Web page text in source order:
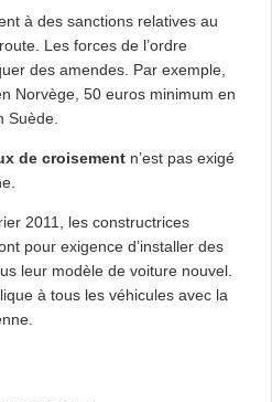
à des sanctions relatives au
Les forces de l’ordre
des amendes. Par exemple,
Norvège, 50 euros minimum en
Suède.
de croisement n’est pas exigé
2011, les constructrices
pour exigence d’installer des
leur modèle de voiture nouvel.
à tous les véhicules avec la